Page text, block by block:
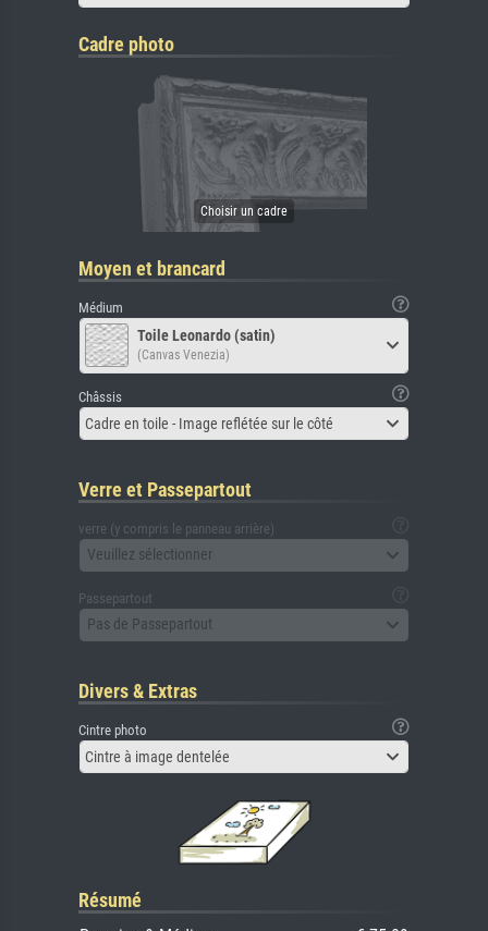
Cadre photo
Moyen et brancard
Médium
Toile Leonardo (satin)
(Canvas Venezia)
Châssis
Cadre en toile - Image reflétée sur le côté
Verre et Passepartout
verre (y compris le panneau arrière)
Veuillez sélectionner
Passepartout
Pas de Passepartout
Divers & Extras
Cintre photo
Cintre à image dentelée
Résumé